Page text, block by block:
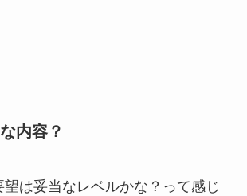
内容？
は妥当なレベルかな？って感じ